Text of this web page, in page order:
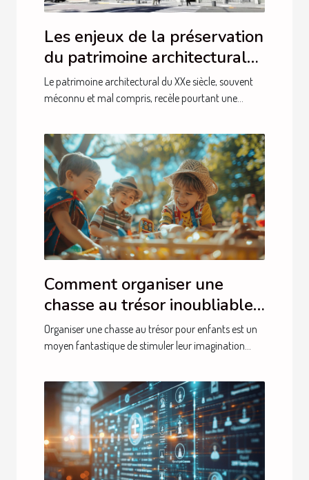
Les enjeux de la préservation
du patrimoine architectural
du XXe siècle
Le patrimoine architectural du XXe siècle, souvent
méconnu et mal compris, recèle pourtant une...
Comment organiser une
chasse au trésor inoubliable
pour enfants
Organiser une chasse au trésor pour enfants est un
moyen fantastique de stimuler leur imagination...